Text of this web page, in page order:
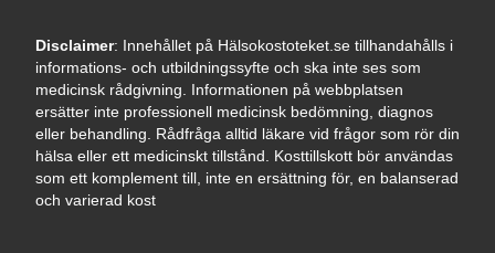
Disclaimer: Innehållet på Hälsokostoteket.se tillhandahålls i
informations- och utbildningssyfte och ska inte ses som
medicinsk rådgivning. Informationen på webbplatsen
ersätter inte professionell medicinsk bedömning, diagnos
eller behandling. Rådfråga alltid läkare vid frågor som rör din
hälsa eller ett medicinskt tillstånd. Kosttillskott bör användas
som ett komplement till, inte en ersättning för, en balanserad
och varierad kost